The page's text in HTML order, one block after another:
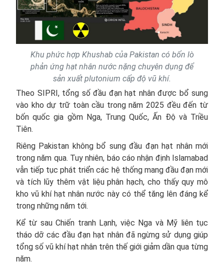
Khu phức hợp Khushab của Pakistan có bốn lò
phản ứng hạt nhân nước nặng chuyên dụng để
sản xuất plutonium cấp độ vũ khí.
Theo SIPRI, tổng số đầu đạn hạt nhân được bổ sung
vào kho dự trữ toàn cầu trong năm 2025 đều đến từ
bốn quốc gia gồm Nga, Trung Quốc, Ấn Độ và Triều
Tiên.
Riêng Pakistan không bổ sung đầu đạn hạt nhân mới
trong năm qua. Tuy nhiên, báo cáo nhận định Islamabad
vẫn tiếp tục phát triển các hệ thống mang đầu đạn mới
và tích lũy thêm vật liệu phân hạch, cho thấy quy mô
kho vũ khí hạt nhân nước này có thể tăng lên đáng kể
trong những năm tới.
Kể từ sau Chiến tranh Lạnh, việc Nga và Mỹ liên tục
tháo dỡ các đầu đạn hạt nhân đã ngừng sử dụng giúp
tổng số vũ khí hạt nhân trên thế giới giảm dần qua từng
năm.